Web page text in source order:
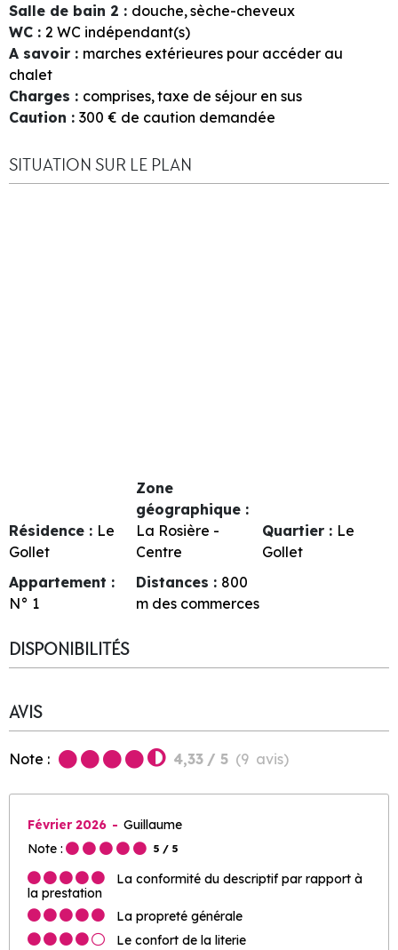
Salle de bain 2 : douche sèche-cheveux
WC : 2 WC indépendant(s)
A savoir : marches extérieures pour accéder au
chalet
Charges : comprises taxe de séjour en sus
Caution : 300 € de caution demandée
SITUATION SUR LE PLAN
Résidence : Le
Gollet
Zone
géographique :
La Rosière -
Centre
Quartier : Le
Gollet
Appartement :
N° 1
Distances : 800
m des commerces
DISPONIBILITÉS
AVIS
Note : 4,33 / 5 (9 avis)
Février 2026
Guillaume
Note :
5 / 5
La conformité du descriptif par rapport à
la prestation
La propreté générale
Le confort de la literie